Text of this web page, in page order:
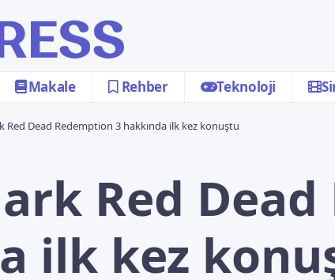
Makale Rehber Teknoloji
Red Dead Redemption 3 hakkında ilk kez konuştu
Red
ilk kez